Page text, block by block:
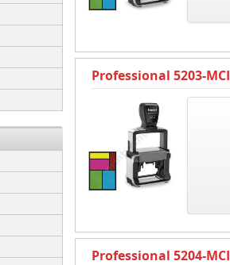
Professional 5203-MCI
Professional 5204-MCI